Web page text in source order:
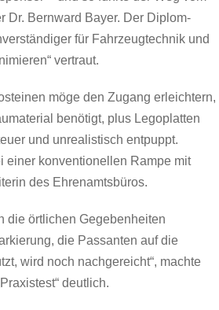
Dr. Bernward Bayer. Der Diplom-
für Fahrzeugtechnik und
vertraut.
möge den Zugang erleichtern,
benötigt, plus Legoplatten
und unrealistisch entpuppt.
einer konventionellen Rampe mit
des Ehrenamtsbüros.
die örtlichen Gegebenheiten
die Passanten auf die
wird noch nachgereicht“, machte
deutlich.